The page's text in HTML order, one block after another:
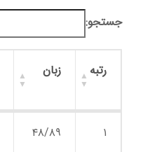
جستجو:
رتبه زبان
۱ ۴۸/۸۹